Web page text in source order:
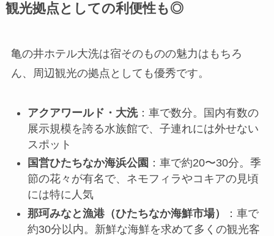
観光拠点としての利便性も◎
亀の井ホテル大洗は宿そのものの魅力はもちろ
ん、周辺観光の拠点としても優秀です。
アクアワールド・大洗：車で数分。国内有数の
展示規模を誇る水族館で、子連れには外せない
スポット
国営ひたちなか海浜公園 ：車で約20〜30分。季
節の花々が有名で、ネモフィラやコキアの見頃
には特に人気
那珂みなと漁港（ひたちなか海鮮市場）
：車で
約30分以内。新鮮な海鮮を求めて多くの観光客